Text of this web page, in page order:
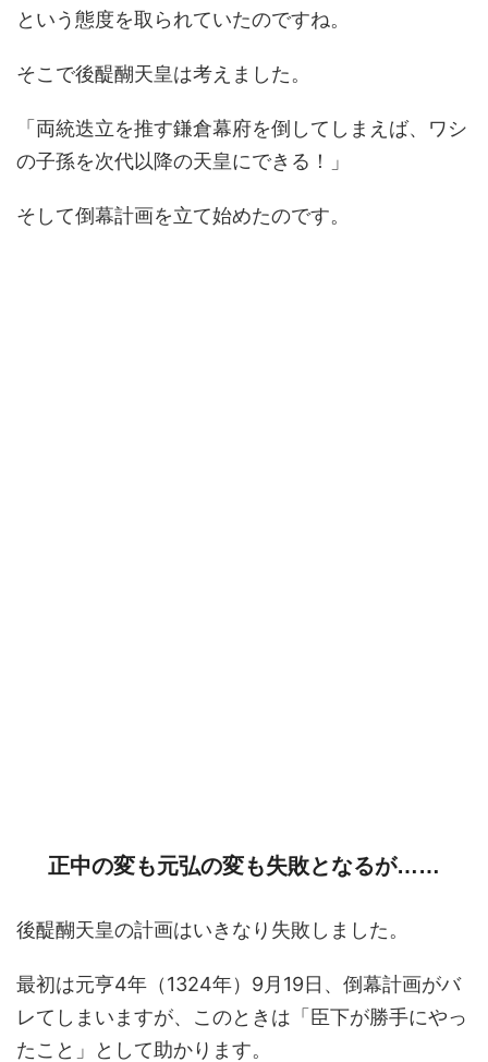
という態度を取られていたのですね。
そこで後醍醐天皇は考えました。
「両統迭立を推す鎌倉幕府を倒してしまえば、ワシ
の子孫を次代以降の天皇にできる！」
そして倒幕計画を立て始めたのです。
正中の変も元弘の変も失敗となるが……
後醍醐天皇の計画はいきなり失敗しました。
最初は元亨4年（1324年）9月19日、倒幕計画がバ
レてしまいますが、このときは「臣下が勝手にやっ
たこと」として助かります。